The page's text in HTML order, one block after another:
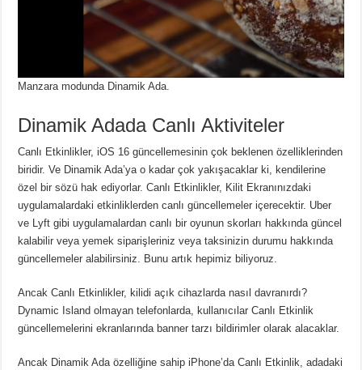
Manzara modunda Dinamik Ada.
Dinamik Adada Canlı Aktiviteler
Canlı Etkinlikler, iOS 16 güncellemesinin çok beklenen özelliklerinden
biridir.Ve Dinamik Ada’ya o kadar çok yakışacaklar ki, kendilerine
özel bir sözü hak ediyorlar.Canlı Etkinlikler, Kilit Ekranınızdaki
uygulamalardaki etkinliklerden canlı güncellemeler içerecektir. Uber
ve Lyft gibi uygulamalardan canlı bir oyunun skorları hakkında güncel
kalabilir veya yemek siparişleriniz veya taksinizin durumu hakkında
güncellemeler alabilirsiniz. Bunu artık hepimiz biliyoruz.
Ancak Canlı Etkinlikler, kilidi açık cihazlarda nasıl davranırdı?
Dynamic Island olmayan telefonlarda, kullanıcılar Canlı Etkinlik
güncellemelerini ekranlarında banner tarzı bildirimler olarak alacaklar.
Ancak Dinamik Ada özelliğine sahip iPhone’da Canlı Etkinlik, adadaki